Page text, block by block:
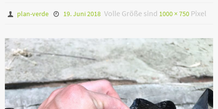
plan-verde 19. Juni 2018 Volle Größe sind 1000 × 750Pixel